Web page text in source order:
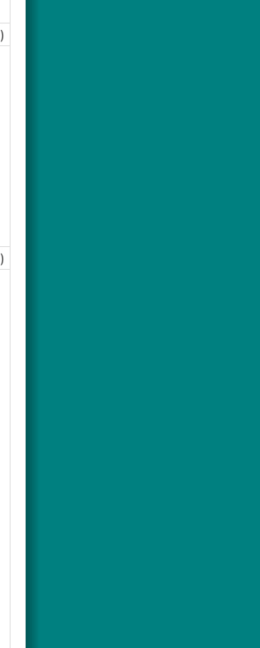
)
)